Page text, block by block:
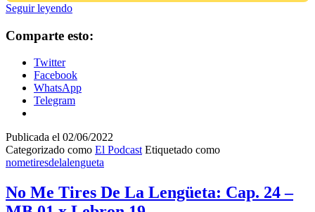
Seguir leyendoNo
Tires
Lengüeta:
Cap.
25
–
II
x
Jordan
36
Comparte esto:
Twitter
Facebook
WhatsApp
Telegram
Publicada el 02/06/2022
Categorizado como El Podcast Etiquetado como
nometiresdelalengueta
No Me Tires De La Lengüeta: Cap. 24 –